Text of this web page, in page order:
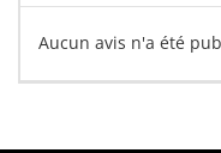
Aucun avis n'a été